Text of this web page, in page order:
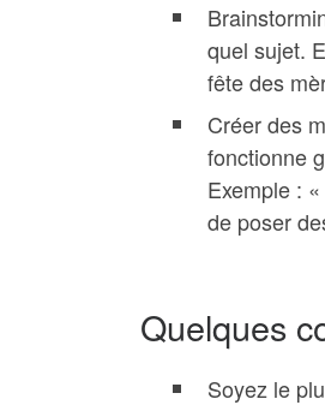
quel sujet.
fête des
Créer des
fonctionne
Exemple :
de poser
Quelques
Soyez le